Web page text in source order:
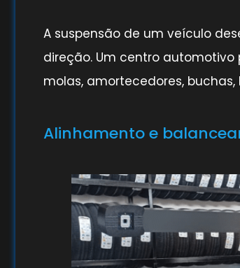
A suspensão de um veículo
direção. Um centro
molas, amortecedores,
Alinhamento e